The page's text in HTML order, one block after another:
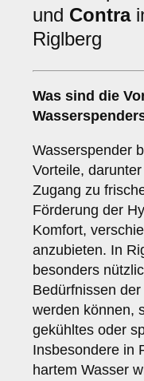
und Contra
Riglberg
Was sind die
Wasserspender
Vorteile,
Zugang zu
Förderung der
Komfort,
anzubieten. In
besonders
Bedürfnissen
werden können,
gekühltes oder
Insbesondere in
hartem Wasser